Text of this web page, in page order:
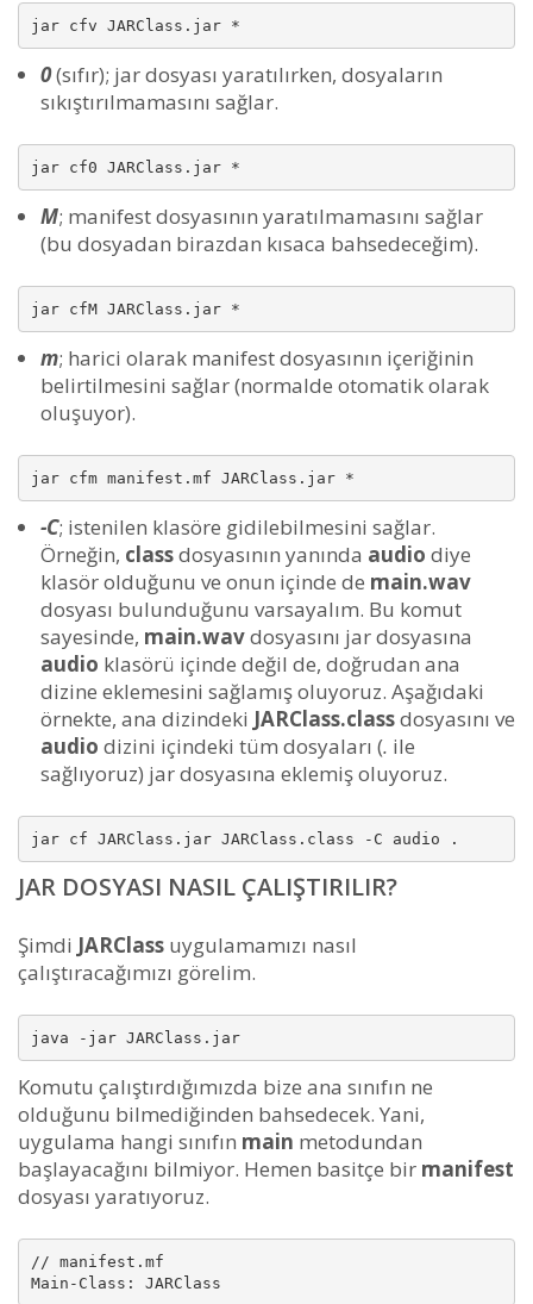
jar cfv JARClass.jar *
0(sıfır); jar dosyası yaratılırken, dosyaların
sıkıştırılmamasını sağlar.
jar cf0 JARClass.jar *
M; manifest dosyasının yaratılmamasını sağlar
(bu dosyadan birazdan kısaca bahsedeceğim).
jar cfM JARClass.jar *
m; harici olarak manifest dosyasının içeriğinin
belirtilmesini sağlar (normalde otomatik olarak
oluşuyor).
jar cfm manifest.mf JARClass.jar *
-C; istenilen klasöre gidilebilmesini sağlar.
Örneğin, classdosyasının yanında audio diye
klasör olduğunu ve onun içinde de main.wav
dosyası bulunduğunu varsayalım. Bu komut
sayesinde, main.wavdosyasını jar dosyasına
audio klasörü içinde değil de, doğrudan ana
dizine eklemesini sağlamış oluyoruz. Aşağıdaki
örnekte, ana dizindeki JARClass.classdosyasını ve
audio dizini içindeki tüm dosyaları (. ile
sağlıyoruz) jar dosyasına eklemiş oluyoruz.
jar cf JARClass.jar JARClass.class -C audio .
JAR DOSYASI NASIL ÇALIŞTIRILIR?
Şimdi JARClass uygulamamızı nasıl
çalıştıracağımızı görelim.
java -jar JARClass.jar
Komutu çalıştırdığımızda bize ana sınıfın ne
olduğunu bilmediğinden bahsedecek. Yani,
uygulama hangi sınıfın main metodundan
başlayacağını bilmiyor. Hemen basitçe bir manifest
dosyası yaratıyoruz.
// manifest.mf
Main-Class: JARClass